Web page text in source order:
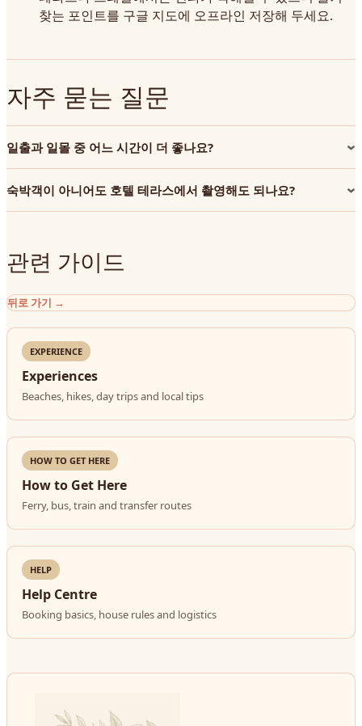
찾는 포인트를 구글 지도에 오프라인 저장해 두세요.
자주 묻는 질문
일출과 일몰 중 어느 시간이 더 좋나요?
숙박객이 아니어도 호텔 테라스에서 촬영해도 되나요?
관련 가이드
뒤로 가기 →
EXPERIENCE
Experiences
Beaches, hikes, day trips and local tips
HOW TO GET HERE
How to Get Here
Ferry, bus, train and transfer routes
HELP
Help Centre
Booking basics, house rules and logistics